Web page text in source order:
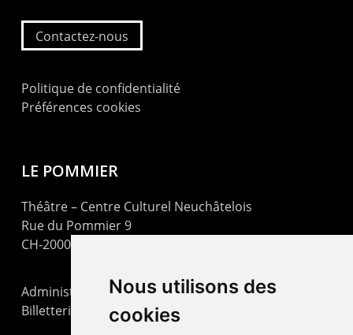
Nous utilisons des
cookies
Contactez-nous
Politique de confidentialité
Préférences cookies
LE POMMIER
Théâtre – Centre Culturel Neuchâtelois
Rue du Pommier 9
CH-2000 Neuchâtel
Administration : +41 32 725 03 03
Billetterie : +41 32 725 05 05